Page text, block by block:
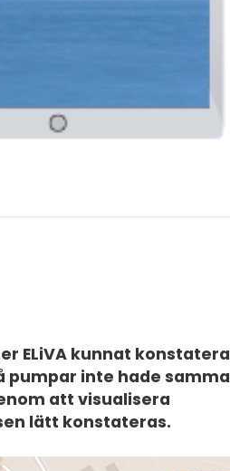
ELiVA kunnat konstatera
inte hade samma
att visualisera
lätt konstateras.